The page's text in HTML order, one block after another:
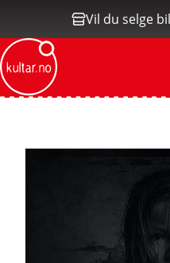
Vil du selge